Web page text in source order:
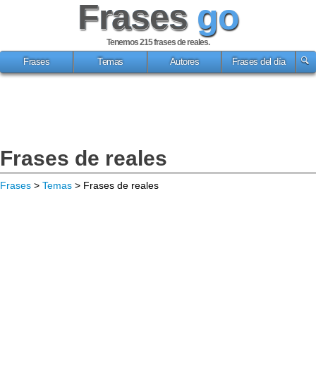
Frases go
Tenemos 215frases de reales.
Frases
Temas Autores Frases del día
Frases de reales
Frases > Temas > Frases de reales